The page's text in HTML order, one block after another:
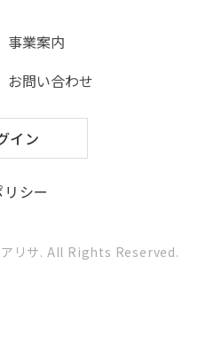
事業案内
お問い合わせ
イン
シー
アリサ. All Rights Reserved.